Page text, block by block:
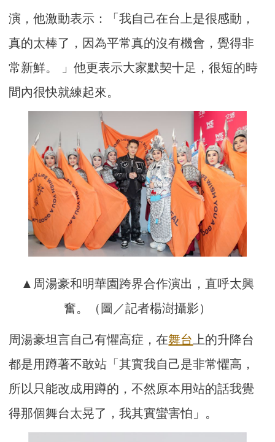
演，他激動表示：「我自己在台上是很感動，
真的太棒了，因為平常真的沒有機會，覺得非
常新鮮。 」他更表示大家默契十足，很短的時
間內很快就練起來。
▲周湯豪和明華園跨界合作演出，直呼太興
奮。（圖／記者楊澍攝影）
周湯豪坦言自己有懼高症，在舞台 上的升降台
都是用蹲著不敢站「其實我自己是非常懼高，
所以只能改成用蹲的，不然原本用站的話我覺
得那個舞台太晃了，我其實蠻害怕」。